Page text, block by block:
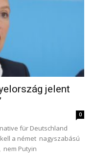
jelent
0
für Deutschland
a német nagyszabású
Putyin